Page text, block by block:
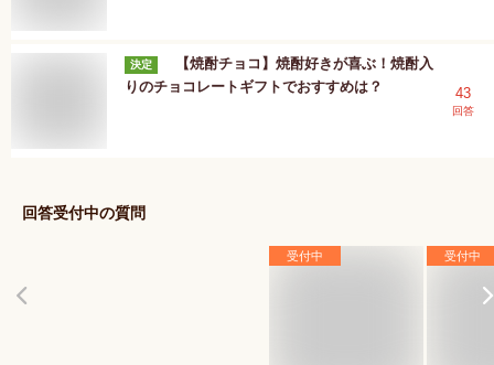
決定
【焼酎チョコ】焼酎好きが喜ぶ！焼酎入
りのチョコレートギフトでおすすめは？
43
回答
回答受付中の質問
受付中 受付中